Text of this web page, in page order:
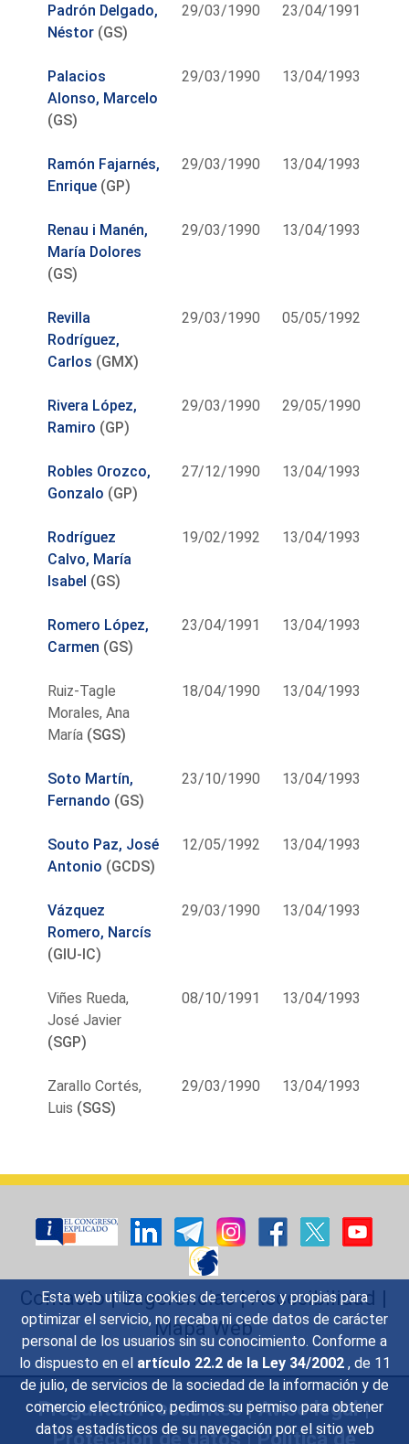
Esta web utiliza cookies de terceros y propias para
optimizar el servicio, no recaba ni cede datos de carácter
personal de los usuarios sin su conocimiento. Conforme a
lo dispuesto en el artículo 22.2 de la Ley 34/2002 , de 11
de julio, de servicios de la sociedad de la información y de
comercio electrónico, pedimos su permiso para obtener
datos estadísticos de su navegación por el sitio web
Padrón Delgado,
Néstor (GS)
29/03/1990 23/04/1991
Palacios
Alonso, Marcelo
(GS)
29/03/1990 13/04/1993
Ramón Fajarnés,
Enrique (GP)
29/03/1990 13/04/1993
Renau i Manén,
María Dolores
(GS)
29/03/1990 13/04/1993
Revilla
Rodríguez,
Carlos (GMX)
29/03/1990 05/05/1992
Rivera López,
Ramiro (GP)
29/03/1990 29/05/1990
Robles Orozco,
Gonzalo (GP)
27/12/1990 13/04/1993
Rodríguez
Calvo, María
Isabel (GS)
19/02/1992 13/04/1993
Romero López,
Carmen (GS)
23/04/1991 13/04/1993
Ruiz-Tagle
Morales, Ana
María (SGS)
18/04/1990 13/04/1993
Soto Martín,
Fernando (GS)
23/10/1990 13/04/1993
Souto Paz, José
Antonio (GCDS)
12/05/1992 13/04/1993
Vázquez
Romero, Narcís
(GIU-IC)
29/03/1990 13/04/1993
Viñes Rueda,
José Javier
(SGP)
08/10/1991 13/04/1993
Zarallo Cortés,
Luis (SGS)
29/03/1990 13/04/1993
Contacto|Sugerencias|Accesibilidad |
Mapa Web
Preguntas Frecuentes|Aviso legal|
Protección de datos|Política de